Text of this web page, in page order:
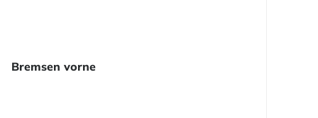
Bremsen vorne